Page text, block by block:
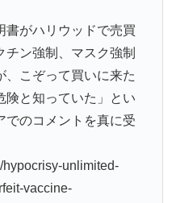
書がハリウッドで売買
チン強制、マスク強制
、こぞって買いに来た
険と知っていた」とい
でのコメントを真に受
hypocrisy-unlimited-
vaccine-